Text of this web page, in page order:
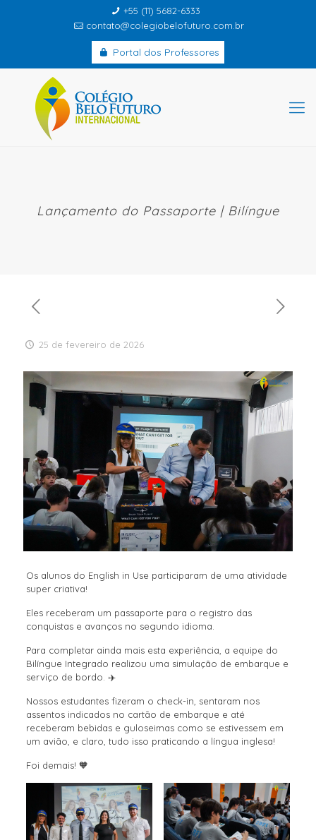
+55 (11) 5682-6333
contato@colegiobelofuturo.com.br
Portal dos Professores
Lançamento do Passaporte | Bilíngue
25 de fevereiro de 2026
Os alunos do English in Use participaram de uma atividade
super criativa!
Eles receberam um passaporte para o registro das
conquistas e avanços no segundo idioma.
Para completar ainda mais esta experiência, a equipe do
Bilíngue Integrado realizou uma simulação de embarque e
serviço de bordo. ✈️
Nossos estudantes fizeram o check-in, sentaram nos
assentos indicados no cartão de embarque e até
receberam bebidas e guloseimas como se estivessem em
um avião, e claro, tudo isso praticando a língua inglesa!
Foi demais! 🧡